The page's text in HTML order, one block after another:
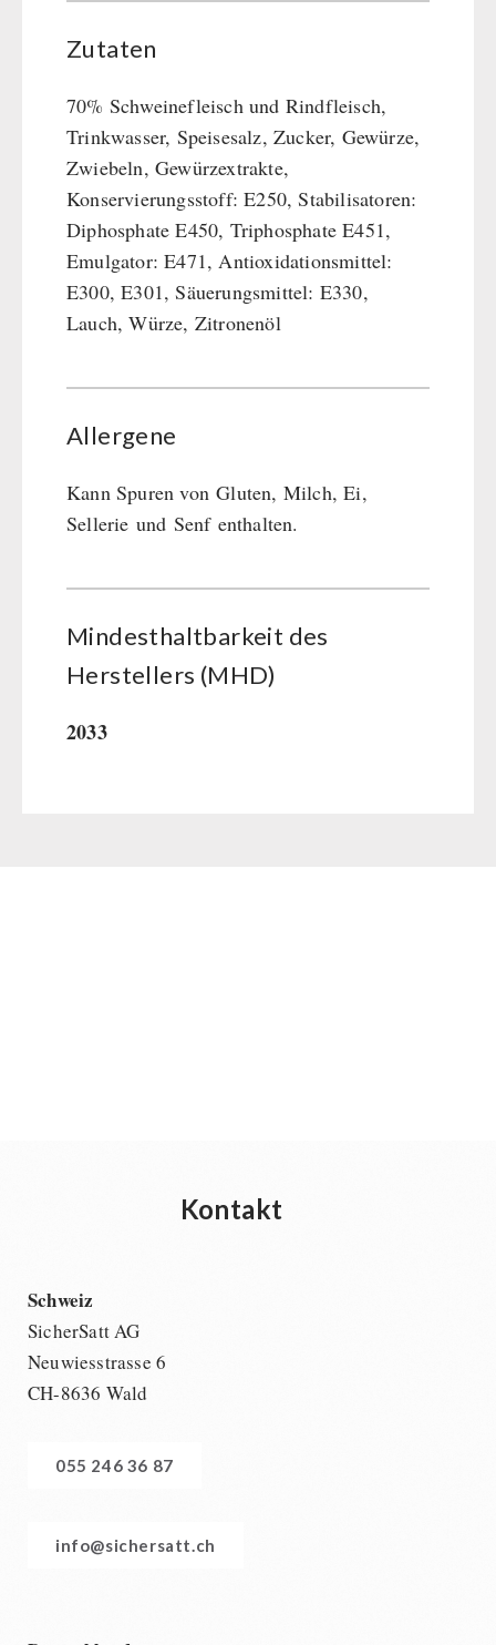
Zutaten
70% Schweinefleisch und Rindfleisch,
Trinkwasser, Speisesalz, Zucker, Gewürze,
Zwiebeln, Gewürzextrakte,
Konservierungsstoff: E250, Stabilisatoren:
Diphosphate E450, Triphosphate E451,
Emulgator: E471, Antioxidationsmittel:
E300, E301, Säuerungsmittel: E330,
Lauch, Würze, Zitronenöl
Allergene
Kann Spuren von Gluten, Milch, Ei,
Sellerie und Senf enthalten.
Mindesthaltbarkeit des
Herstellers (MHD)
2033
Kontakt
Schweiz
SicherSatt AG
Neuwiesstrasse 6
CH-8636 Wald
055 246 36 87
info@sichersatt.ch